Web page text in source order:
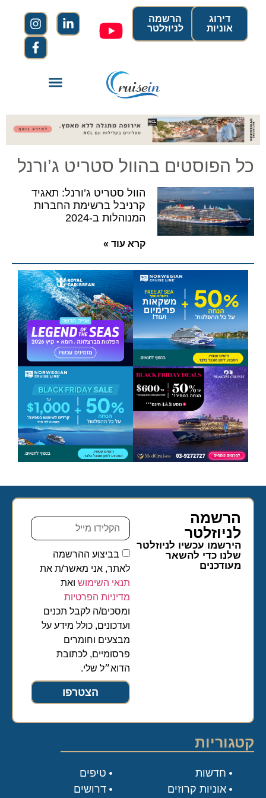
הרשמה
לניוזלטר
דירוג
אוניות
כל הפוסטים בהוול סטריט ג’ורנל
הוול סטריט ג’ורנל: תאגיד
קרניבל ברשימת החברות
המנוהלות ב-2024
קרא עוד »
הרשמה
לניוזלטר​
הירשמו עכשיו לניוזלטר
שלנו כדי להשאר
מעודכנים
בביצוע ההרשמה
לאתר, אני מאשר/ת את
תנאי השימושואת
מדיניות הפרטיות
ומסכים/ה לקבל תכנים
ועדכונים, כולל מידע על
מבצעים וחומרים
פרסומיים, לכתובת
הדוא״ל שלי.
הצטרפו
קטגוריות
טיפים
דרושים
חדשות
אוניות קרוזים